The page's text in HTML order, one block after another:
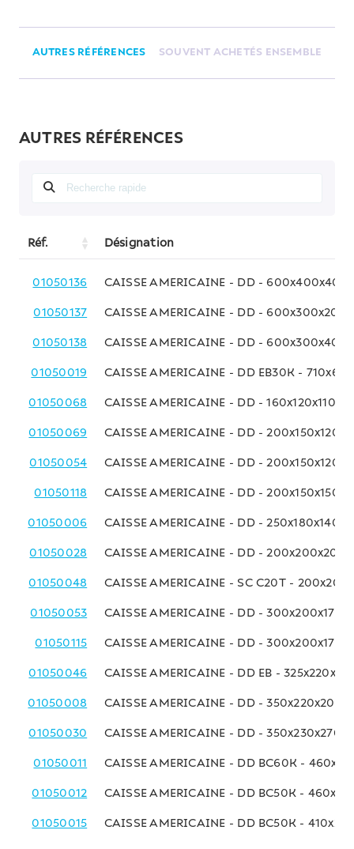
AUTRES RÉFÉRENCES SOUVENT ACHETÉS ENSEMBLE
AUTRES RÉFÉRENCES
Réf. Désignation
01050136 CAISSE AMERICAINE - DD - 600x400x400
01050137 CAISSE AMERICAINE - DD - 600x300x200
01050138 CAISSE AMERICAINE - DD - 600x300x400
01050019 CAISSE AMERICAINE - DD EB30K -
01050068 CAISSE AMERICAINE - DD - 160x120x110
01050069 CAISSE AMERICAINE - DD - 200x150x120
01050054 CAISSE AMERICAINE - DD - 200x150x120
01050118 CAISSE AMERICAINE - DD - 200x150x150
01050006 CAISSE AMERICAINE - DD - 250x180x140
01050028 CAISSE AMERICAINE - DD - 200x200x200
01050048 CAISSE AMERICAINE - SC C20T -
01050053 CAISSE AMERICAINE - DD - 300x200x170
01050115 CAISSE AMERICAINE - DD - 300x200x170
01050046 CAISSE AMERICAINE - DD EB -
01050008 CAISSE AMERICAINE - DD - 350x220x200
01050030 CAISSE AMERICAINE - DD - 350x230x270
01050011 CAISSE AMERICAINE - DD BC60K -
01050012 CAISSE AMERICAINE - DD BC50K -
01050015 CAISSE AMERICAINE - DD BC50K -